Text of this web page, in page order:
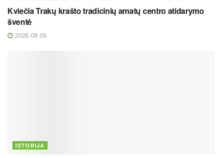
Kviečia Trakų krašto tradicinių amatų centro atidarymo
šventė
2026 08 09
ISTORIJA